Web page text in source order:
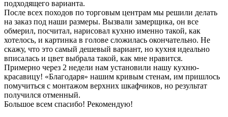
подходящего варианта.
После всех походов по торговым центрам мы решили делать
на заказ под наши размеры. Вызвали замерщика, он все
обмерил, посчитал, нарисовал кухню именно такой, как
хотелось, и картинка в голове сложилась окончательно. Не
скажу, что это самый дешевый вариант, но кухня идеально
вписалась и цвет выбрала такой, как мне нравится.
Примерно через 2 недели нам установили нашу кухню-
красавицу! «Благодаря» нашим кривым стенам, им пришлось
помучиться с монтажом верхних шкафчиков, но результат
получился отменный.
Большое всем спасибо! Рекомендую!